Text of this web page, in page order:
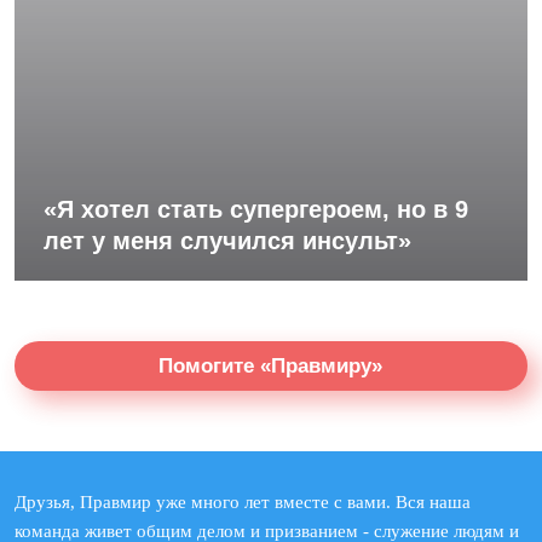
«Я хотел стать супергероем, но в 9
лет у меня случился инсульт»
Помогите «Правмиру»
Друзья, Правмир уже много лет вместе с вами. Вся наша
команда живет общим делом и призванием - служение людям и